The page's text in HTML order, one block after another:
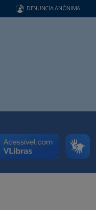
DENUNCIA ANÔNIMA